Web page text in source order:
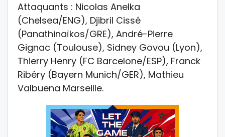
Attaquants : Nicolas Anelka
(Chelsea/ENG), Djibril Cissé
(Panathinaïkos/GRE), André-Pierre
Gignac (Toulouse), Sidney Govou (Lyon),
Thierry Henry (FC Barcelone/ESP), Franck
Ribéry (Bayern Munich/GER), Mathieu
Valbuena Marseille.